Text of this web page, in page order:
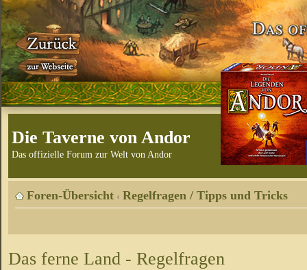
Die Taverne von Andor
Das offizielle Forum zur Welt von Andor
Foren-Übersicht ‹ Regelfragen / Tipps und Tricks
Das ferne Land - Regelfragen